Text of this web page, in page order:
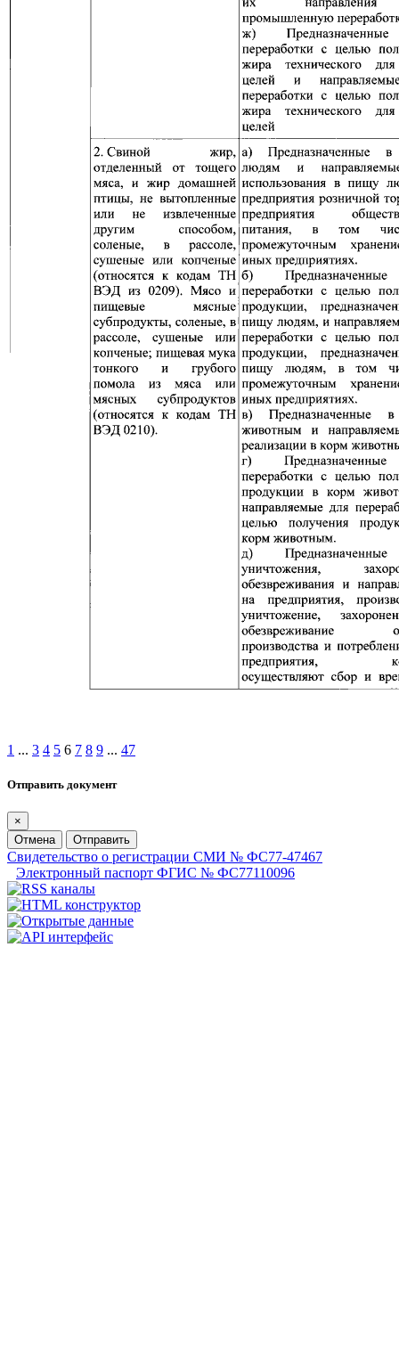
1 ... 3 4 5 6 7 8 9 ... 47
Отправить документ
×
Отмена
Отправить
Свидетельство о регистрации СМИ № ФС77-47467
Электронный паспорт ФГИС № ФС77110096